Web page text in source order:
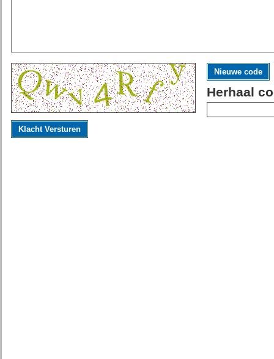
Nieuwe code
Herhaal
Klacht Versturen